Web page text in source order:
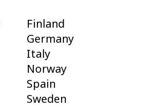
Finland
Germany
Italy
Norway
Spain
Sweden